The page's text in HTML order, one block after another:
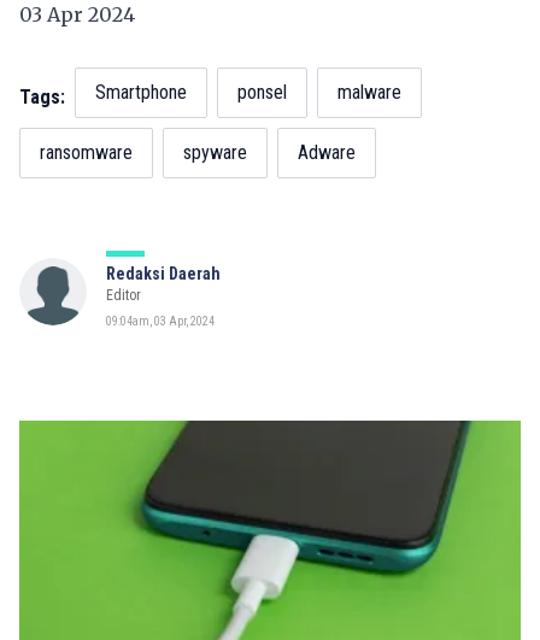
03 Apr 2024
Tags: Smartphone ponsel malware
ransomware spyware Adware
Redaksi Daerah
Editor
09:04am, 03 Apr, 2024